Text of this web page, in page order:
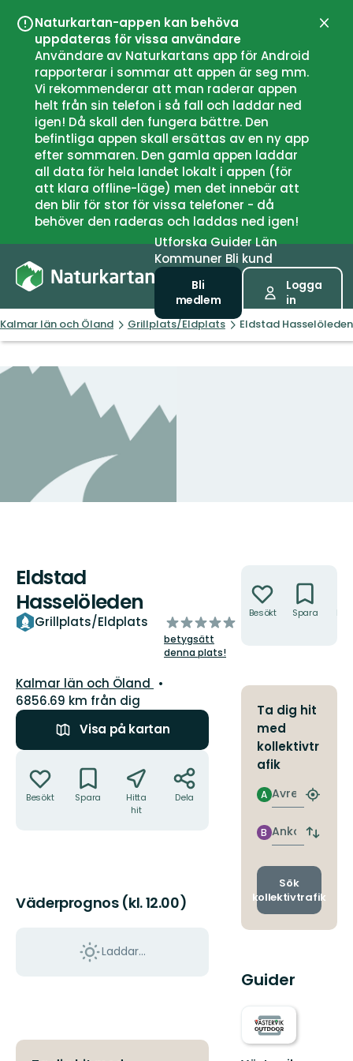
Naturkartan-appen kan behöva
uppdateras för vissa användare
Användare av Naturkartans app för Android
rapporterar i sommar att appen är seg mm.
Vi rekommenderar att man raderar appen
helt från sin telefon i så fall och laddar ned
igen! Då skall den fungera bättre. Den
befintliga appen skall ersättas av en ny app
efter sommaren. Den gamla appen laddar
all data för hela landet lokalt i appen (för
att klara offline-läge) men det innebär att
den blir för stor för vissa telefoner - då
behöver den raderas och laddas ned igen!
UtforskaGuiderLän
Kommuner Bli kund
Bli
medlem
Logga
in
Kalmar län och Öland Grillplats/Eldplats Eldstad Hasselöleden
Eldstad
Hasselöleden
Grillplats/Eldplats
av
5
stjärnor
betygsätt
denna plats!
Län:
Kalmar län och Öland
6856.69 km från dig
Visa på kartan
Besökt Spara
Hitta
hit
Dela
Väderprognos (kl. 12.00)
Laddar...
Besökt Spara
Ta dig hit
med
kollektivtr
afik
Avresa
A
Hitta
Ankomst
B
Byt
och
Sök
kollektivtrafik
Guider